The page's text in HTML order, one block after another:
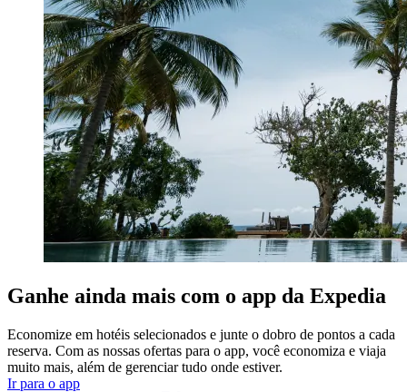
Ganhe ainda mais com o app da Expedia
Economize em hotéis selecionados e junte o dobro de pontos a cada
reserva. Com as nossas ofertas para o app, você economiza e viaja
muito mais, além de gerenciar tudo onde estiver.
Ir para o app